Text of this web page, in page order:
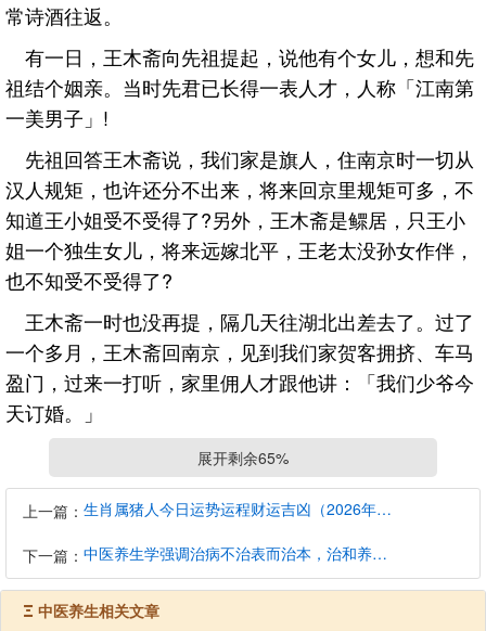
常诗酒往返。
有一日，王木斋向先祖提起，说他有个女儿，想和先
祖结个姻亲。当时先君已长得一表人才，人称「江南第
一美男子」!
先祖回答王木斋说，我们家是旗人，住南京时一切从
汉人规矩，也许还分不出来，将来回京里规矩可多，不
知道王小姐受不受得了?另外，王木斋是鳏居，只王小
姐一个独生女儿，将来远嫁北平，王老太没孙女作伴，
也不知受不受得了?
王木斋一时也没再提，隔几天往湖北出差去了。过了
一个多月，王木斋回南京，见到我们家贺客拥挤、车马
盈门，过来一打听，家里佣人才跟他讲：「我们少爷今
天订婚。」
他进门来向先祖道喜，还稍稍埋怨了几句。先祖说，
王家提过一次就没再来，所以先君和别家小姐定了亲。
对王家觉得抱歉，不如认王小姐做乾女儿吧。第二天，
王木斋带女儿和厚礼，上门来认乾爹。王小姐和先君见
了一面，总共也只不过一面而已。
先君成亲的那天，王小姐盛装而来。外婆家陪房佣人
展开剩余65%
上一篇： 生肖属猪人今日运势运程财运吉凶（2026年8月8日）详解查询
下一篇： 中医养生学强调治病不治表而治本，治和养兼顾是有必要的
Ξ 中医养生相关文章